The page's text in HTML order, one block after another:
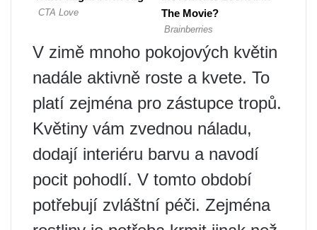
V zimě mnoho pokojových květin
nadále aktivně roste a kvete. To
platí zejména pro zástupce tropů.
Květiny vám zvednou náladu,
dodají interiéru barvu a navodí
pocit pohodlí. V tomto období
potřebují zvláštní péči. Zejména